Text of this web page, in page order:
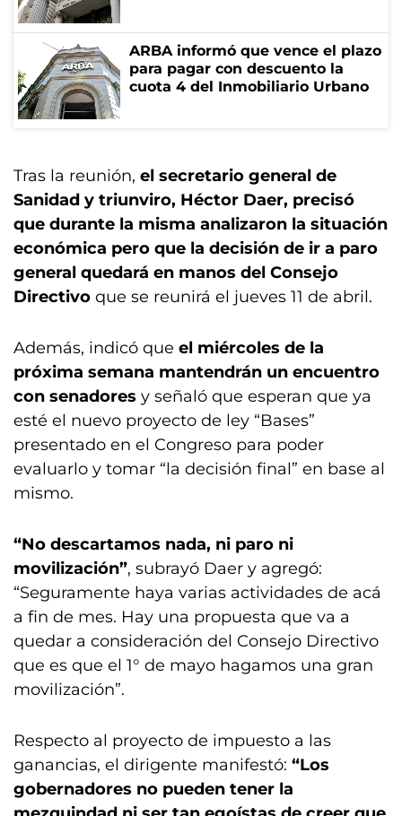
ARBA informó que vence el plazo
para pagar con descuento la
cuota 4 del Inmobiliario Urbano
Tras la reunión, el secretario general de
Sanidad y triunviro, Héctor Daer, precisó
que durante la misma analizaron la situación
económica pero que la decisión de ir a paro
general quedará en manos del Consejo
Directivo que se reunirá el jueves 11 de abril.
Además, indicó que el miércoles de la
próxima semana mantendrán un encuentro
con senadores y señaló que esperan que ya
esté el nuevo proyecto de ley “Bases”
presentado en el Congreso para poder
evaluarlo y tomar “la decisión final” en base al
mismo.
“No descartamos nada, ni paro ni
movilización”, subrayó Daer y agregó:
“Seguramente haya varias actividades de acá
a fin de mes. Hay una propuesta que va a
quedar a consideración del Consejo Directivo
que es que el 1° de mayo hagamos una gran
movilización”.
Respecto al proyecto de impuesto a las
ganancias, el dirigente manifestó: “Los
gobernadores no pueden tener la